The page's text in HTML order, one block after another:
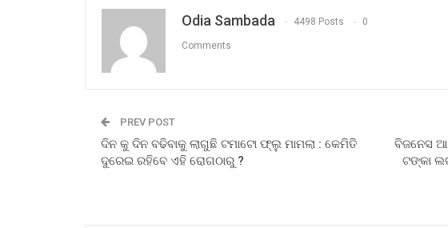
Odia Sambada 4498 Posts 0
Comments
PREV POST
ଦିନ କୁ ଦିନ ବଢିବାକୁ ଲାଗୁଛି ଟମାଟୋ ଫ୍ଲୁ ମାମଲା : କେମିତି
ଦୁରେଇ ରହିବେ ଏହି ରୋଗଠାରୁ ?
ବିଜନେସ
ଟଙ୍କା